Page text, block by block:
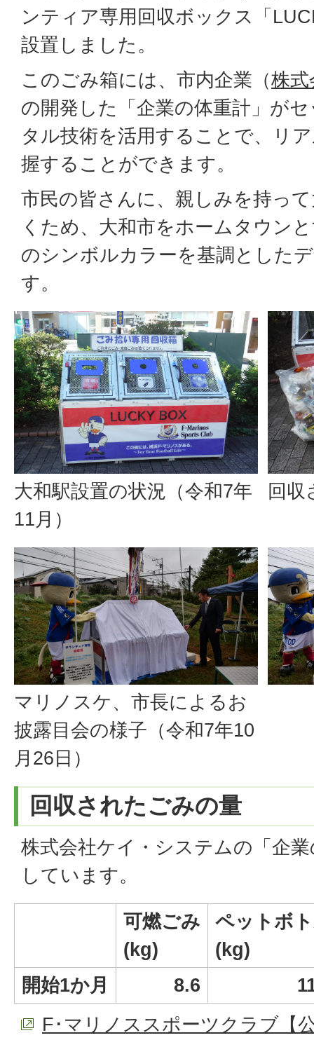
ンティア専用回収ボックス「
設置しました。
このごみ箱には、市内企業（株
の開発した「企業の体重計」が
タル技術を活用することで、リ
握することができます。
市民の皆さんに、親しみを持っ
くため、大和市をホームタウン
のシンボルカラーを基調とした
す。
大和駅設置の状況（令和7年
11月）
回収
マリノスケ、市長によるお
披露目会の様子（令和7年10
月26日）
回収されたごみの量
株式会社ケイ・システムの「企
しています。
可燃ごみ
(kg)
ペットボ
(kg)
開始1か月
8.6
F･マリノススポーツクラブ【